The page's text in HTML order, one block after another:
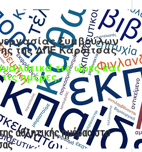
Συμβούλων
της ΔΠΕ Καρδίτσας
τις ώρες και
τις ημέρες.
αθλητικής ημέρας στο